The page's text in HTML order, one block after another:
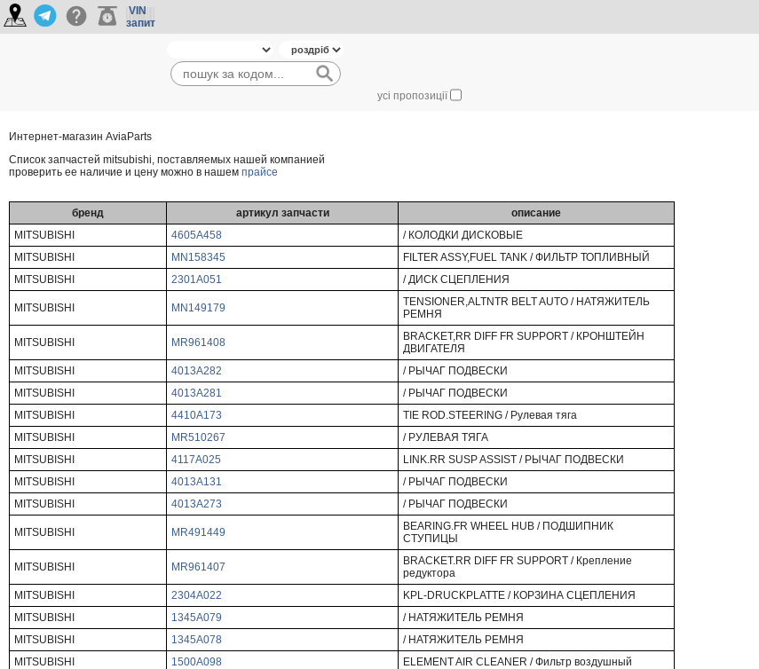
VIN
запит
усі пропозиції
Интернет-магазин AviaParts
Cписок запчастей mitsubishi, поставляемых нашей компанией
проверить ее наличие и цену можно в нашем прайсе
бренд артикул запчасти
описание
MITSUBISHI
4605A458
/ КОЛОДКИ ДИСКОВЫЕ
MITSUBISHI
MN158345
FILTER ASSY,FUEL TANK / ФИЛЬТР ТОПЛИВНЫЙ
MITSUBISHI
2301A051 / ДИСК СЦЕПЛЕНИЯ
MITSUBISHI MN149179
TENSIONER,ALTNTR BELT AUTO / НАТЯЖИТЕЛЬ
РЕМНЯ
MITSUBISHI MR961408
BRACKET,RR DIFF FR SUPPORT / КРОНШТЕЙН
ДВИГАТЕЛЯ
MITSUBISHI
4013A282
/ РЫЧАГ ПОДВЕСКИ
MITSUBISHI
4013A281
/ РЫЧАГ ПОДВЕСКИ
MITSUBISHI
4410A173
TIE ROD.STEERING / Рулевая тяга
MITSUBISHI
MR510267
/ РУЛЕВАЯ ТЯГА
MITSUBISHI
4117A025
LINK.RR SUSP ASSIST / РЫЧАГ ПОДВЕСКИ
MITSUBISHI
4013A131
/ РЫЧАГ ПОДВЕСКИ
MITSUBISHI
4013A273 / РЫЧАГ ПОДВЕСКИ
MITSUBISHI MR491449
BEARING.FR WHEEL HUB / ПОДШИПНИК
СТУПИЦЫ
MITSUBISHI MR961407
BRACKET.RR DIFF FR SUPPORT / Крепление
редуктора
MITSUBISHI
2304A022
KPL-DRUCKPLATTE / КОРЗИНА СЦЕПЛЕНИЯ
MITSUBISHI
1345A079
/ НАТЯЖИТЕЛЬ РЕМНЯ
MITSUBISHI
1345A078
/ НАТЯЖИТЕЛЬ РЕМНЯ
MITSUBISHI
1500A098
ELEMENT AIR CLEANER / Фильтр воздушный